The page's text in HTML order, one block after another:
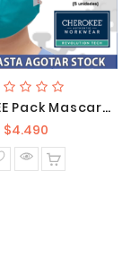
CHEROKEE Pack Mascarillas Certainty (5 Unidades)
$4.490
normal